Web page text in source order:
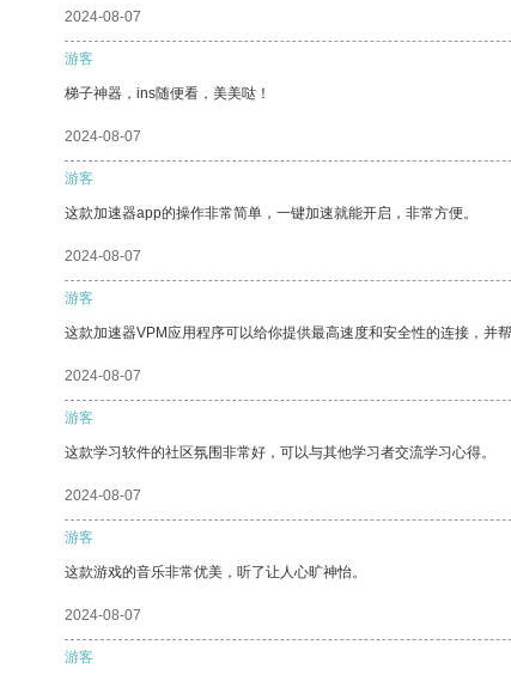
2024-08-07
游客
梯子神器，ins随便看，美美哒！
2024-08-07
游客
这款加速器app的操作非常简单，一键加速就能开启，非常方便。
2024-08-07
游客
这款加速器VPM应用程序可以给你提供最高速度和安全性的连接，并
2024-08-07
游客
这款学习软件的社区氛围非常好，可以与其他学习者交流学习心得。
2024-08-07
游客
这款游戏的音乐非常优美，听了让人心旷神怡。
2024-08-07
游客